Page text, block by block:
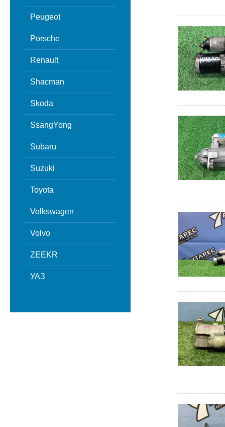
Peugeot
Porsche
Renault
Shacman
Skoda
SsangYong
Subaru
Suzuki
Toyota
Volkswagen
Volvo
ZEEKR
УАЗ